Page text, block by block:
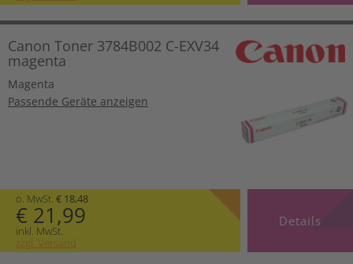
Canon Toner 3784B002 C-EXV34
magenta
Magenta
Passende Geräte anzeigen
o. MwSt. € 18,48
€ 21,99
inkl. MwSt.
zzgl. Versand
Details